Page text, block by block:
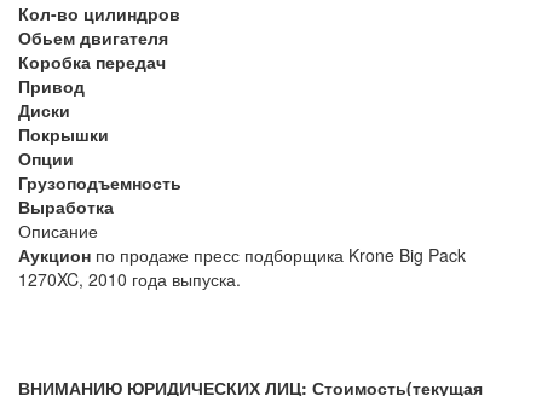
Кол-во цилиндров
Обьем двигателя
Коробка передач
Привод
Диски
Покрышки
Опции
Грузоподъемность
Выработка
Описание
Аукцион по продаже пресс подборщика Krone Big Pack
1270XC, 2010 года выпуска.
ВНИМАНИЮ ЮРИДИЧЕСКИХ ЛИЦ: Стоимость(текущая